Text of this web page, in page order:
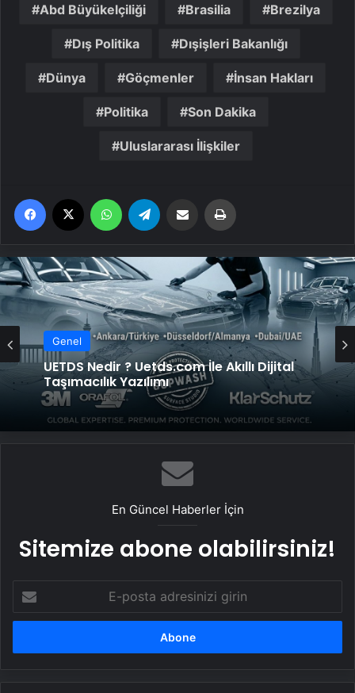
Abd Büyükelçiliği Brasilia Brezilya
Dış Politika Dışişleri Bakanlığı
Dünya Göçmenler İnsan Hakları
Politika Son Dakika
Uluslararası İlişkiler
Facebook WhatsApp Email'den paylaş
Genel
UETDS Nedir ? Uetds.com İle Akıllı Dijital
Taşımacılık Yazılımı
Genel
Yeni Dünya Düzensizliği Çağında Türk Dış
Politikası ve Hakan Fidan Faktörü
En Güncel Haberler İçin
Sitemize abone olabilirsiniz!
posta
adresinizi